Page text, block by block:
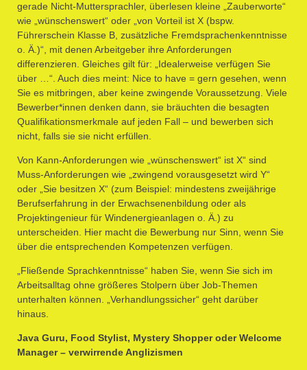
gerade Nicht-Muttersprachler, überlesen kleine „Zauberworte“
wie „wünschenswert“ oder „von Vorteil ist X (bspw.
Führerschein Klasse B, zusätzliche Fremdsprachenkenntnisse
o. Ä.)“, mit denen Arbeitgeber ihre Anforderungen
differenzieren. Gleiches gilt für: „Idealerweise verfügen Sie
über …“. Auch dies meint: Nice to have = gern gesehen, wenn
Sie es mitbringen, aber keine zwingende Voraussetzung. Viele
Bewerber*innen denken dann, sie bräuchten die besagten
Qualifikationsmerkmale auf jeden Fall – und bewerben sich
nicht, falls sie sie nicht erfüllen.
Von Kann-Anforderungen wie „wünschenswert“ ist X“ sind
Muss-Anforderungen wie „zwingend vorausgesetzt wird Y“
oder „Sie besitzen X“ (zum Beispiel: mindestens zweijährige
Berufserfahrung in der Erwachsenenbildung oder als
Projektingenieur für Windenergieanlagen o. Ä.) zu
unterscheiden. Hier macht die Bewerbung nur Sinn, wenn Sie
über die entsprechenden Kompetenzen verfügen.
„Fließende Sprachkenntnisse“ haben Sie, wenn Sie sich im
Arbeitsalltag ohne größeres Stolpern über Job-Themen
unterhalten können. „Verhandlungssicher“ geht darüber
hinaus.
Java Guru, Food Stylist, Mystery Shopper oder Welcome
Manager – verwirrende Anglizismen